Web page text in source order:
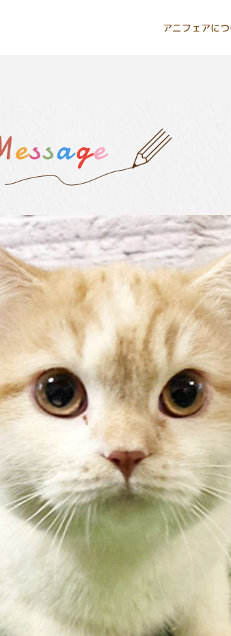
アニフェアに